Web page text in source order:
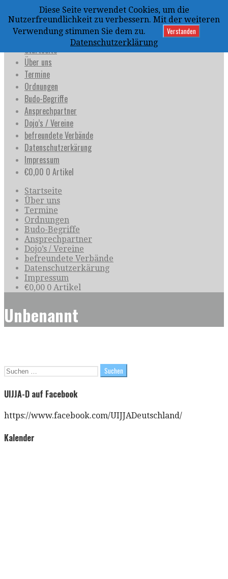
Inhalt
springen
uijja
Deutschland e.V.
Startseite
Über uns
Termine
Ordnungen
Budo-Begriffe
Ansprechpartner
Dojo’s / Vereine
befreundete Verbände
Datenschutzerkärung
Impressum
€0,00 0 Artikel
Startseite
Über uns
Termine
Ordnungen
Budo-Begriffe
Ansprechpartner
Dojo’s / Vereine
befreundete Verbände
Datenschutzerkärung
Impressum
€0,00 0 Artikel
Unbenannt
Suchen
UIJJA-D auf Facebook
https://www.facebook.com/UIJJADeutschland/
Kalender
Diese Seite verwendet Cookies, um die
Nutzerfreundlichkeit zu verbessern. Mit der weiteren
Verwendung stimmen Sie dem zu.
Verstanden
Datenschutzerklärung